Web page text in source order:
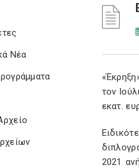
Νέα
τον
εκατ.
2021